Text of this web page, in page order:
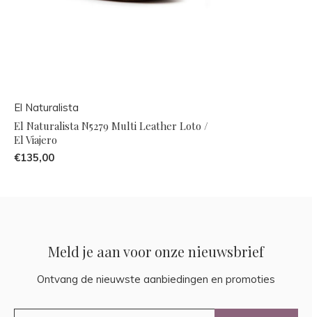
El Naturalista
El Naturalista N5279 Multi Leather Loto /
El Viajero
€135,00
Meld je aan voor onze nieuwsbrief
Ontvang de nieuwste aanbiedingen en promoties